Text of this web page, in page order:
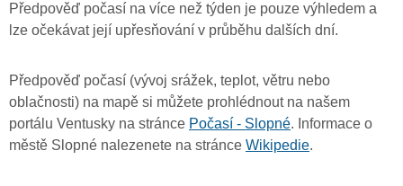
Předpověď počasí na více než týden je pouze výhledem a
lze očekávat její upřesňování v průběhu dalších dní.
Předpověď počasí (vývoj srážek, teplot, větru nebo
oblačnosti) na mapě si můžete prohlédnout na našem
portálu Ventusky na stránce Počasí - Slopné. Informace o
městě Slopné nalezenete na stránce Wikipedie.